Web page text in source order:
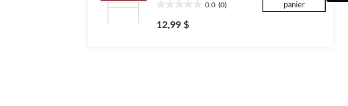
0.0 (0)
étoile(s)
12,99 $
panier